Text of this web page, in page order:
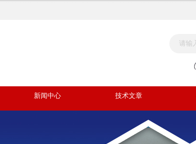
新闻中心 技术文章